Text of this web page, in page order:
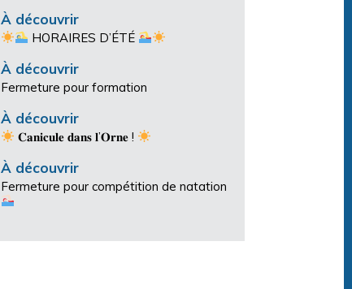
À découvrir
HORAIRES D’ÉTÉ
À découvrir
Fermeture pour formation
À découvrir
𝐂𝐚𝐧𝐢𝐜𝐮𝐥𝐞 𝐝𝐚𝐧𝐬 𝐥’𝐎𝐫𝐧𝐞 !
À découvrir
Fermeture pour compétition de natation